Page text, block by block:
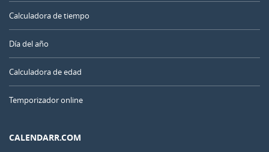
Calculadora de tiempo
Día del año
Calculadora de edad
Temporizador online
CALENDARR.COM